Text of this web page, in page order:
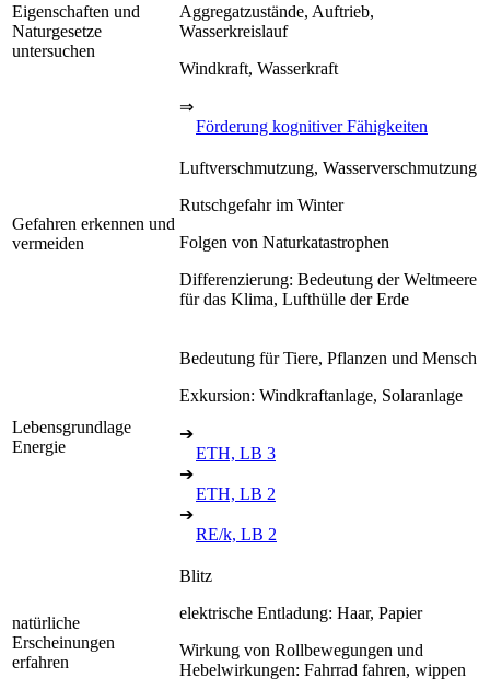
Eigenschaften und
Naturgesetze
untersuchen
Aggregatzustände, Auftrieb,
Wasserkreislauf
Windkraft, Wasserkraft
⇒
Förderung kognitiver Fähigkeiten
Gefahren erkennen und
vermeiden
Luftverschmutzung, Wasserverschmutzung
Rutschgefahr im Winter
Folgen von Naturkatastrophen
Differenzierung: Bedeutung der Weltmeere
für das Klima, Lufthülle der Erde
Lebensgrundlage
Energie
Bedeutung für Tiere, Pflanzen und Mensch
Exkursion: Windkraftanlage, Solaranlage
➔
ETH, LB 3
➔
ETH, LB 2
➔
RE/k, LB 2
natürliche
Erscheinungen
erfahren
Blitz
elektrische Entladung: Haar, Papier
Wirkung von Rollbewegungen und
Hebelwirkungen: Fahrrad fahren, wippen